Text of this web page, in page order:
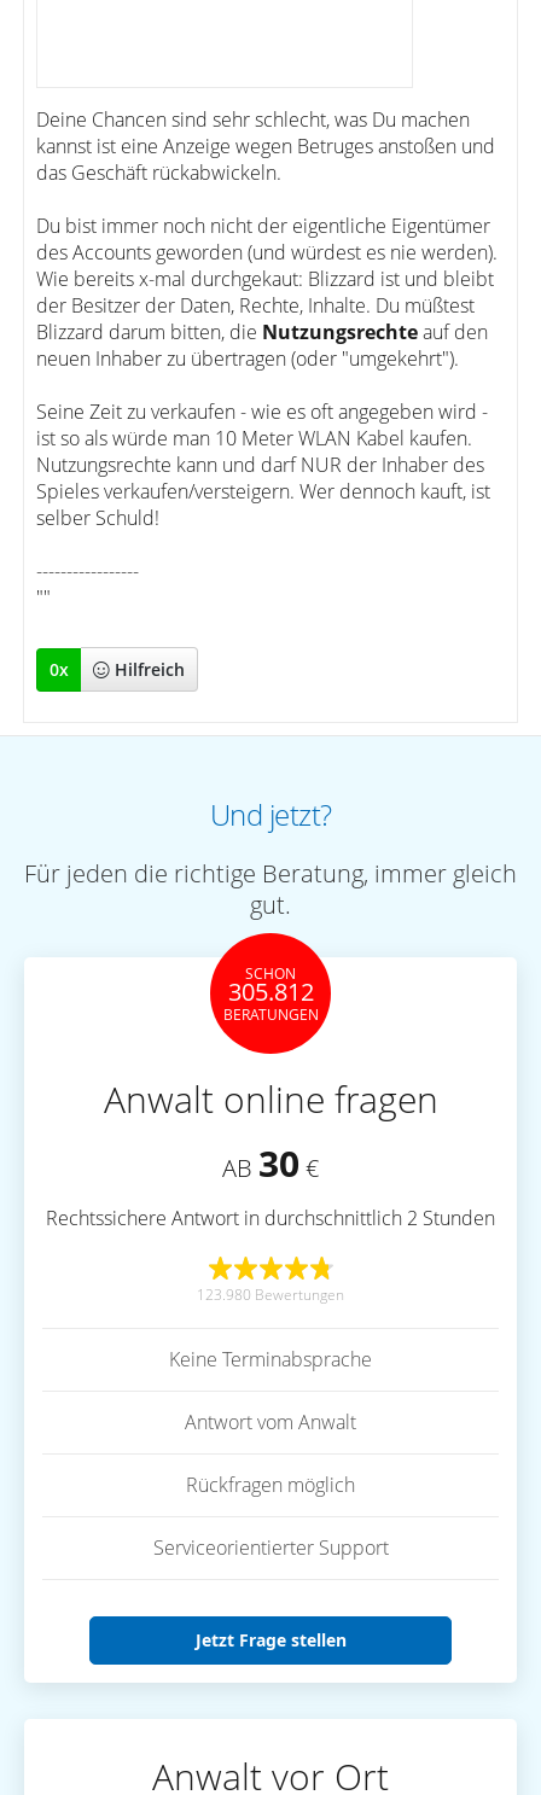
Deine Chancen sind sehr schlecht, was Du machen
kannst ist eine Anzeige wegen Betruges anstoßen und
das Geschäft rückabwickeln.
Du bist immer noch nicht der eigentliche Eigentümer
des Accounts geworden (und würdest es nie werden).
Wie bereits x-mal durchgekaut: Blizzard ist und bleibt
der Besitzer der Daten, Rechte, Inhalte. Du müßtest
Blizzard darum bitten, die Nutzungsrechteauf den
neuen Inhaber zu übertragen (oder "umgekehrt").
Seine Zeit zu verkaufen - wie es oft angegeben wird -
ist so als würde man 10 Meter WLAN Kabel kaufen.
Nutzungsrechte kann und darf NUR der Inhaber des
Spieles verkaufen/versteigern. Wer dennoch kauft, ist
selber Schuld!
-----------------
""
0x Hilfreich
Und jetzt?
Für jeden die richtige Beratung, immer gleich
gut.
SCHON
305.812
BERATUNGEN
Anwalt online fragen
AB 30 €
Rechtssichere Antwort in durchschnittlich 2 Stunden
123.980 Bewertungen
Keine Terminabsprache
Antwort vom Anwalt
Rückfragen möglich
Serviceorientierter Support
Jetzt Frage stellen
Anwalt vor Ort